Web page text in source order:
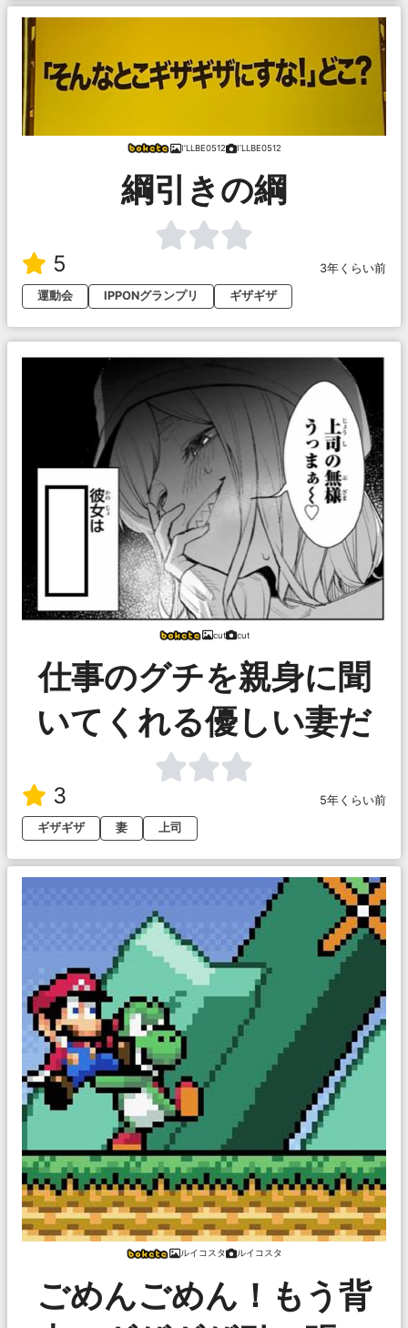
I’LLBE0512 I’LLBE0512
綱引きの綱
5
3年くらい前
運動会
IPPONグランプリ ギザギザ
cut cut
仕事のグチを親身に聞
いてくれる優しい妻だ
3
5年くらい前
ギザギザ
妻 上司
ルイコスタ ルイコスタ
ごめんごめん！もう背